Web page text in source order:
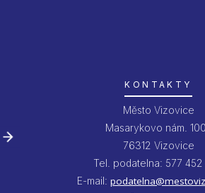
KONTAKTY
Město Vizovice
Masarykovo nám.
76312 Vizovice
Tel. podatelna: 577
E-mail: